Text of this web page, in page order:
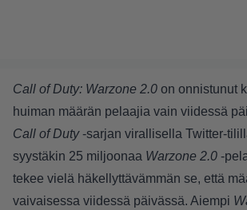
Call of Duty: Warzone 2.0 on onnistunut
huiman määrän pelaajia vain viidessä
Call of Duty-sarjan virallisella Twitter-
syystäkin 25 miljoonaa Warzone 2.0 -
tekee vielä häkellyttävämmän se, että
vaivaisessa viidessä päivässä. Aiempi